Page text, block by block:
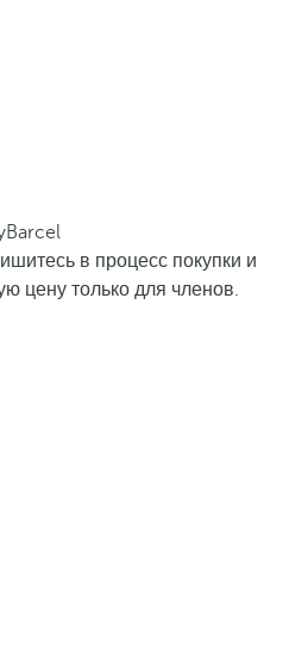
в процесс покупки и
цену только для членов.